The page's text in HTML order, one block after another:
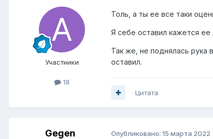
Участники
18
Толь, а ты ее все таки
Я себе оставил кажется
Так же, не поднялась рука
оставил.
Цитата
Gegen Опубликовано: 15 марта 2022